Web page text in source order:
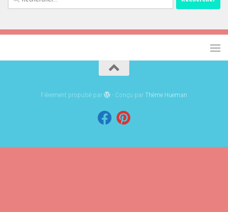
Fièrement propulsé par - Conçu parThème Hueman